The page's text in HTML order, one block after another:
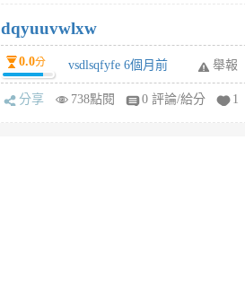
dqyuuvwlxw
0.0分 vsdlsqfyfe 6個月前 舉報
分享 738點閱 0 評論/給分 1